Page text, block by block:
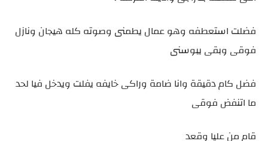
فضلت استعطفه وهو عمال يطمنى وصوته كله هيجان ونازل
فوقى وبقى يبوسنى
فضل كام دقيقة وانا ضامة وراكى خايفه يفلت ويدخل فيا لحد
ما اتنفض فوقى
قام من عليا وقعد